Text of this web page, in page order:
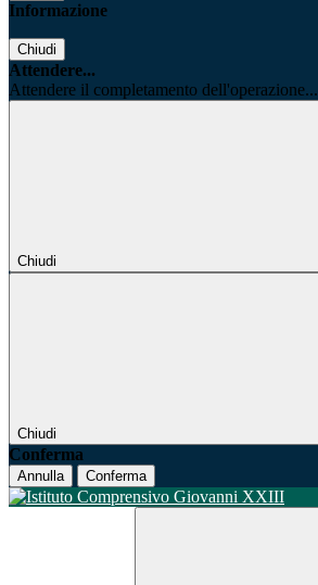
Informazione
Chiudi
Attendere...
Attendere il completamento dell'operazione...
Chiudi
Chiudi
Conferma
Annulla Conferma